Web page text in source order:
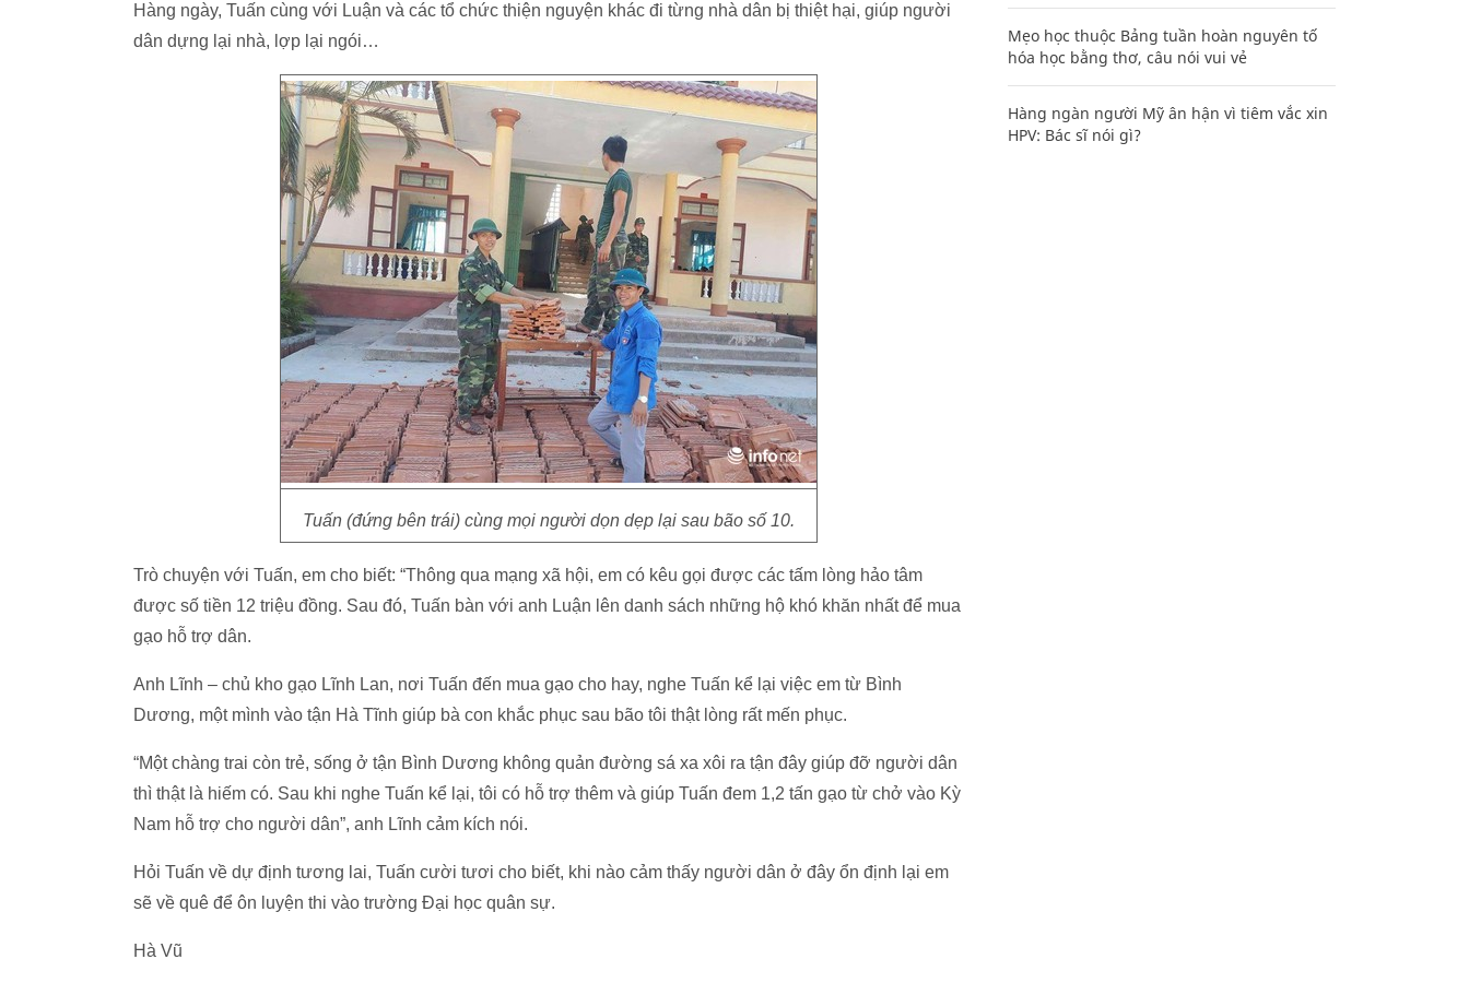
Hàng ngày, Tuấn cùng với Luận và các tổ chức thiện nguyện khác đi từng nhà dân bị thiệt hại, giúp người
dân dựng lại nhà, lợp lại ngói…
Tuấn (đứng bên trái) cùng mọi người dọn dẹp lại sau bão số 10.
Trò chuyện với Tuấn, em cho biết: “Thông qua mạng xã hội, em có kêu gọi được các tấm lòng hảo tâm
được số tiền 12 triệu đồng. Sau đó, Tuấn bàn với anh Luận lên danh sách những hộ khó khăn nhất để mua
gạo hỗ trợ dân.
Anh Lĩnh – chủ kho gạo Lĩnh Lan, nơi Tuấn đến mua gạo cho hay, nghe Tuấn kể lại việc em từ Bình
Dương, một mình vào tận Hà Tĩnh giúp bà con khắc phục sau bão tôi thật lòng rất mến phục.
“Một chàng trai còn trẻ, sống ở tận Bình Dương không quản đường sá xa xôi ra tận đây giúp đỡ người dân
thì thật là hiếm có. Sau khi nghe Tuấn kể lại, tôi có hỗ trợ thêm và giúp Tuấn đem 1,2 tấn gạo từ chở vào Kỳ
Nam hỗ trợ cho người dân”, anh Lĩnh cảm kích nói.
Hỏi Tuấn về dự định tương lai, Tuấn cười tươi cho biết, khi nào cảm thấy người dân ở đây ổn định lại em
sẽ về quê để ôn luyện thi vào trường Đại học quân sự.
Hà Vũ
Mẹo học thuộc Bảng tuần hoàn nguyên tố
hóa học bằng thơ, câu nói vui vẻ
Hàng ngàn người Mỹ ân hận vì tiêm vắc xin
HPV: Bác sĩ nói gì?